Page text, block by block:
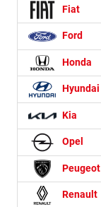
Fiat
Ford
Honda
Hyundai
Kia
Opel
Peugeot
Renault